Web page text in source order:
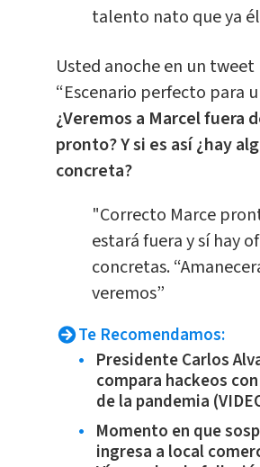
talento nato que ya
Usted anoche en un
“Escenario perfecto para
¿Veremos a Marcel fuera
pronto? Y si es así ¿hay
concreta?
"Correcto Marce
estará fuera y sí hay
concretas.
veremos”
Te Recomendamos:
Presidente Carlos
compara hackeos
de la pandemia
Momento en que
ingresa a local